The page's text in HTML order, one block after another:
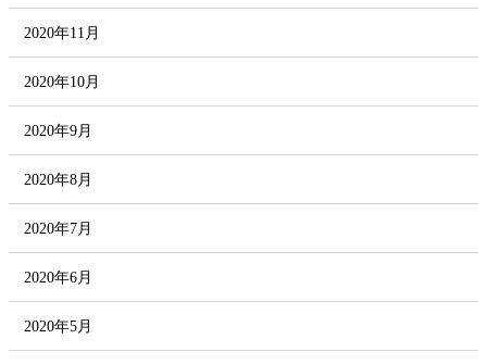
2020年11月
2020年10月
2020年9月
2020年8月
2020年7月
2020年6月
2020年5月